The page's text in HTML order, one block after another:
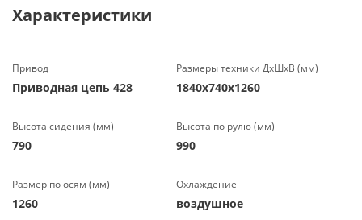
Характеристики
Привод
Приводная цепь 428
Размеры техники ДхШхВ (мм)
1840х740х1260
Высота сидения (мм)
790
Высота по рулю (мм)
990
Размер по осям (мм)
1260
Охлаждение
воздушное